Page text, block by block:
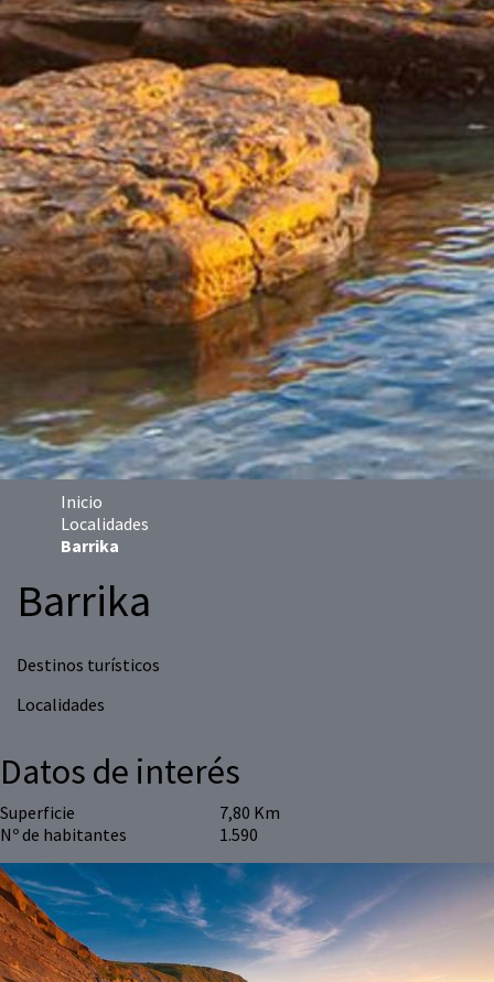
Inicio
Localidades
Barrika
Barrika
Destinos turísticos
Localidades
Datos de interés
Superficie
7,80 Km
Nº de habitantes
1.590